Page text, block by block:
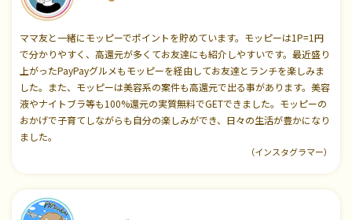
ママ友と一緒にモッピーでポイントを貯めています。モッピーは1P=1円
で分かりやすく、高還元が多くてお友達にも紹介しやすいです。最近盛り
上がったPayPayグルメもモッピーを経由してお友達とランチを楽しみま
した。また、モッピーは美容系の案件も高還元で出る事があります。美容
液やナイトブラ等も100%還元の実質無料でGETできました。モッピーの
おかげで子育てしながらも自分の楽しみができ、日々の生活が豊かになり
ました。
（インスタグラマー）